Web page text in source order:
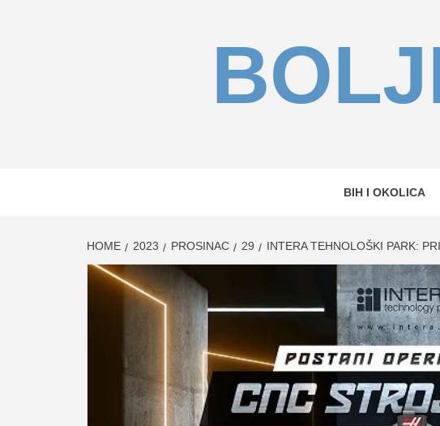
BIH I OKOLICA
HOME 2023 PROSINAC 29 INTERA TEHNOLOŠKI PARK: